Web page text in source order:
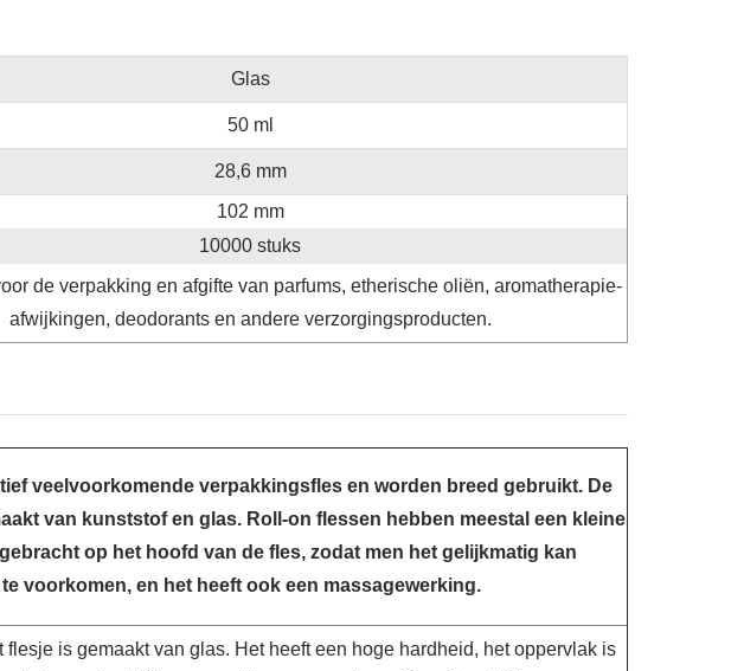
Glas
50 ml
28,6 mm
102 mm
10000 stuks
de verpakking en afgifte van parfums, etherische oliën, aromatherapie-
afwijkingen, deodorants en andere verzorgingsproducten.
veelvoorkomende verpakkingsfles en worden breed gebruikt. De
van kunststof en glas. Roll-on flessen hebben meestal een kleine
op het hoofd van de fles, zodat men het gelijkmatig kan
voorkomen, en het heeft ook een massagewerking.
flesje is gemaakt van glas. Het heeft een hoge hardheid, het oppervlak is